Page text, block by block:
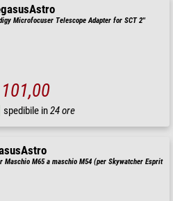
Microfocuser Telescope Adapter for SCT 2''
spedibile in24 ore
Maschio M65 a maschio M54 (per Skywatcher Esprit